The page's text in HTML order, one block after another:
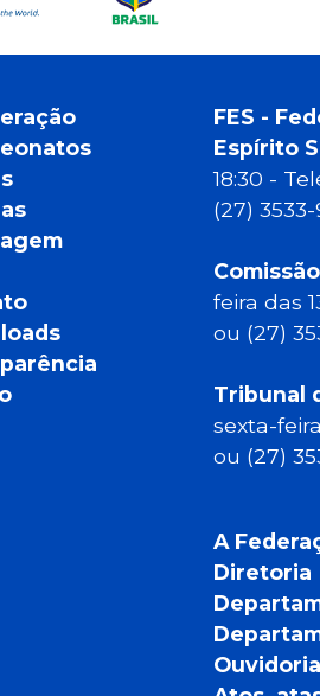
FES -
Espírito
18:30 -
(27)
feira das
ou (27)
Tribunal
sexta-
ou (27)
A
Diretoria
Ouvidoria